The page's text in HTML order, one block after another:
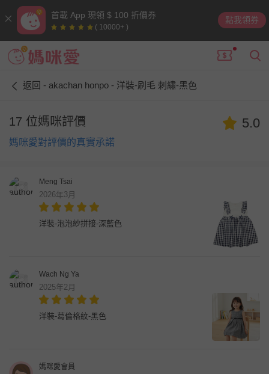
首載 App 現領 $ 100 折價券
( 10000+ )
點我領券
返回 - akachan honpo - 洋裝-刷毛 刺繡-黑色
17 位媽咪評價
媽咪愛對評價的真實承諾
5.0
Meng Tsai
2026年3月
洋裝-泡泡紗拼接-深藍色
Wach Ng Ya
2025年2月
洋裝-葛倫格紋-黑色
媽咪愛會員